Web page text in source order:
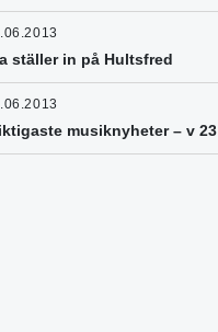
ställer in på Hultsfred
musiknyheter – v 23